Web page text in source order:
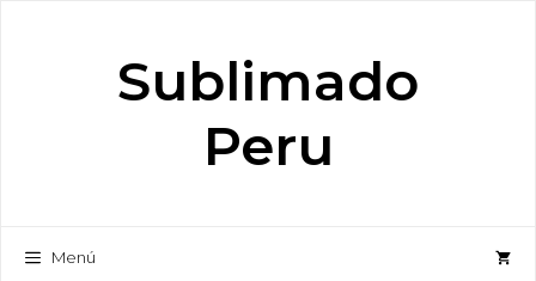
Sublimado
Peru
Menú